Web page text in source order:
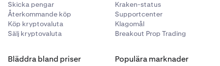
Skicka pengar
Återkommande köp
Köp kryptovaluta
Sälj kryptovaluta
Kraken-status
Supportcenter
Klagomål
Breakout Prop Trading
Bläddra bland priser Populära marknader